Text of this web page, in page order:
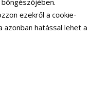
ezekről a cookie-
azonban hatással lehet a